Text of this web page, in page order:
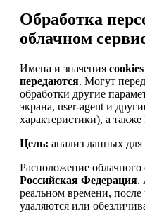
Обработка
облачном
Имена и значения cookies
передаются. Могут
обработки другие
экрана, user-agent и
характеристики), а также
Цель: анализ данных для
Расположение облачного
Российская Федерация.
реальном времени,
удаляются или